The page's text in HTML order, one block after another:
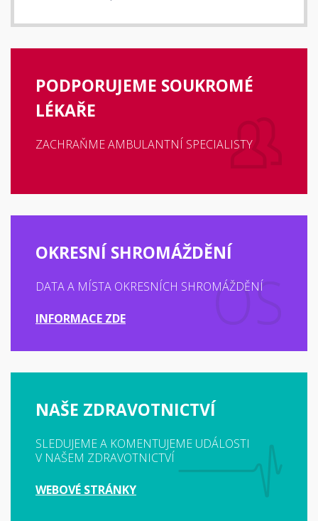
PODPORUJEME SOUKROMÉ
LÉKAŘE
ZACHRAŇME AMBULANTNÍ SPECIALISTY
OKRESNÍ SHROMÁŽDĚNÍ
DATA A MÍSTA OKRESNÍCH SHROMÁŽDĚNÍ
INFORMACE ZDE
NAŠE ZDRAVOTNICTVÍ
SLEDUJEME A KOMENTUJEME UDÁLOSTI
V NAŠEM ZDRAVOTNICTVÍ
WEBOVÉ STRÁNKY